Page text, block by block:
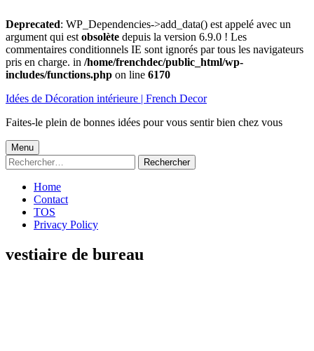
Deprecated: WP_Dependencies->add_data() est appelé avec un
argument qui est obsolète depuis la version 6.9.0 ! Les
commentaires conditionnels IE sont ignorés par tous les navigateurs
pris en charge. in /home/frenchdec/public_html/wp-
includes/functions.php on line 6170
au
Idées de Décoration intérieure | French Decor
Faites-le plein de bonnes idées pour vous sentir bien chez vous
Menu
principal
Menu
Rechercher :
Home
Contact
TOS
Privacy Policy
vestiaire de bureau